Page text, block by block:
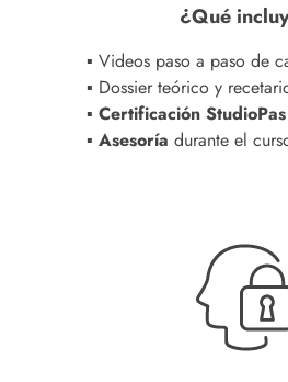
¿Qué
▪ Videos paso a paso de
▪ Dossier teórico y
▪ Certificación StudioPas
▪ Asesoría durante el